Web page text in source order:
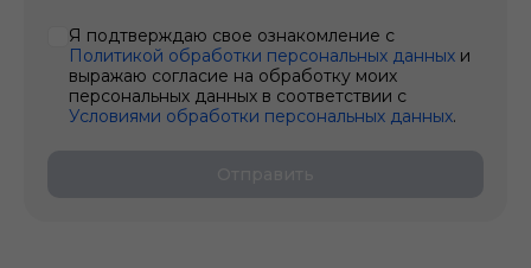
Я подтверждаю свое ознакомление с
Политикой обработки персональных данных и
выражаю согласие на обработку моих
персональных данных в соответствии с
Условиями обработки персональных данных.